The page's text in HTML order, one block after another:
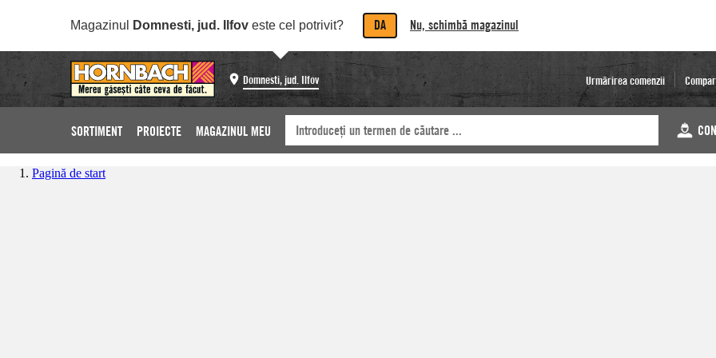
Magazinul Domnesti, jud. Ilfov este cel potrivit? DA Nu, schimbă magazinul
Domnesti, jud. Ilfov Urmărirea comenzii
SORTIMENT PROIECTE MAGAZINUL MEU
Pagină de start